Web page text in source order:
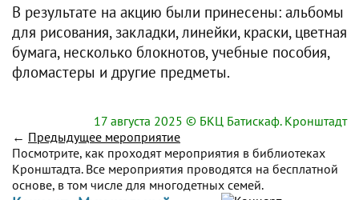
В результате на акцию были принесены: альбомы
для рисования, закладки, линейки, краски, цветная
бумага, несколько блокнотов, учебные пособия,
фломастеры и другие предметы.
17 августа 2025 © БКЦ Батискаф. Кронштадт
← Предыдущее мероприятие
Посмотрите, как проходят мероприятия в библиотеках
Кронштадта. Все мероприятия проводятся на бесплатной
основе, в том числе для многодетных семей.